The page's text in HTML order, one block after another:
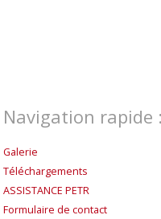
Navigation rapide :
Galerie
Téléchargements
ASSISTANCE PETR
Formulaire de contact